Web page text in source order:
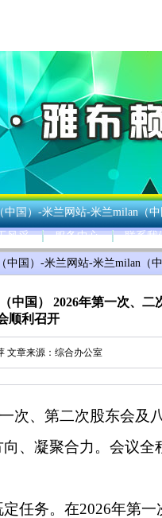
中国）-米兰网站-米兰milan（
风采 服务中心 联系我
中国）-米兰网站-米兰milan（
中国） 2026年第一次、二
顺利召开
文章来源： 综合办公室
次、第二次股东会及
、凝聚合力。会议全
任务。在2026年第一